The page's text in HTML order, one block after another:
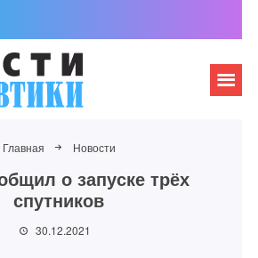
Главная Новости
о запуске трёх
спутников
30.12.2021